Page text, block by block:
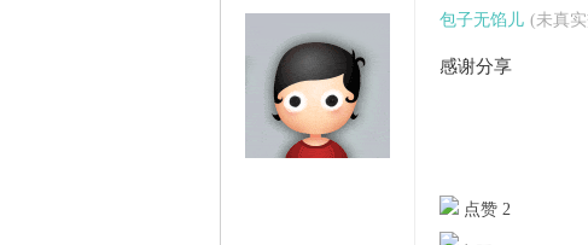
包子无馅儿 (未真
感谢分享
点赞 2